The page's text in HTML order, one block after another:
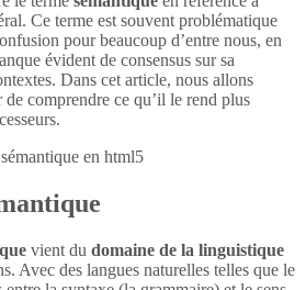
Ce terme est souvent problématique
pour beaucoup d’entre nous, en
évident de consensus sur sa
Dans cet article, nous allons
comprendre ce qu’il le rend plus
en html5
vient du domaine de la linguistique
Avec des langues naturelles telles que le